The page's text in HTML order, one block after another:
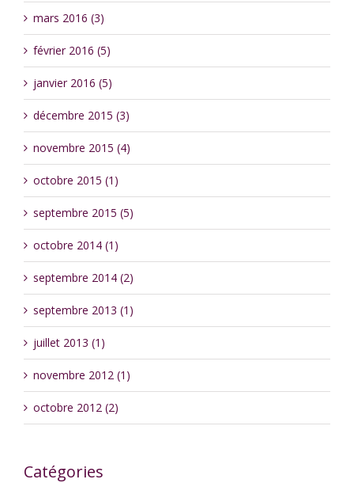
mars 2016 (3)
février 2016 (5)
janvier 2016 (5)
décembre 2015 (3)
novembre 2015 (4)
octobre 2015 (1)
septembre 2015 (5)
octobre 2014 (1)
septembre 2014 (2)
septembre 2013 (1)
juillet 2013 (1)
novembre 2012 (1)
octobre 2012 (2)
Catégories